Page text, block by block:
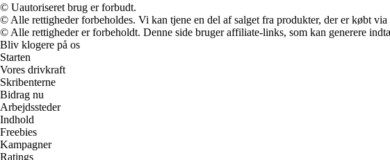
© Uautoriseret brug er forbudt.
© Alle rettigheder forbeholdes. Vi kan tjene en del af salget fra produkter, der er købt
© Alle rettigheder er forbeholdt. Denne side bruger affiliate-links, som kan generere
Bliv klogere på os
Starten
Vores drivkraft
Skribenterne
Bidrag nu
Arbejdssteder
Indhold
Freebies
Kampagner
Ratings